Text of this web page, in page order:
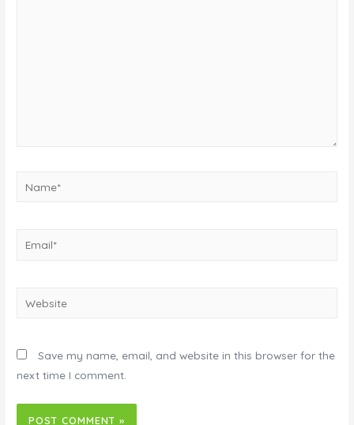
Website
Save my name, email, and website in this browser for the
next time I comment.